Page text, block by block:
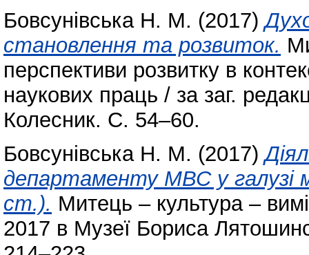
Бовсунівська Н. М. (2017)
становлення та розвиток.
перспективи розвитку в
наукових праць / за заг.
Колесник. С. 54–60.
Бовсунівська Н. М. (2017)
департаменту МВС у галузі
ст.). Митець – культура –
2017 в Музеї Бориса